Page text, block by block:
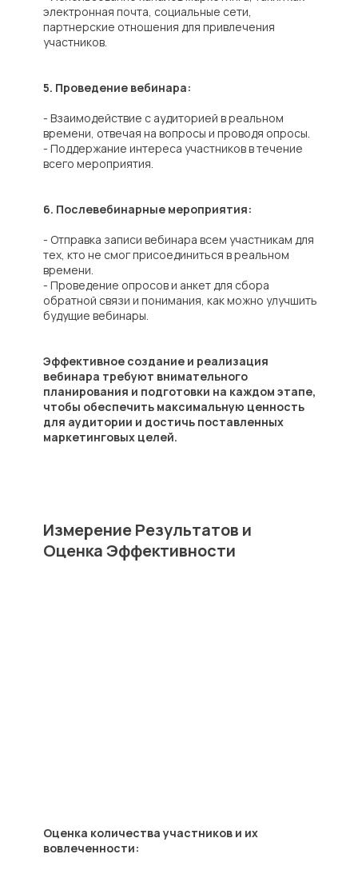
электронная почта, социальные сети,
партнерские отношения для привлечения
участников.
5. Проведение вебинара:
- Взаимодействие с аудиторией в реальном
времени, отвечая на вопросы и проводя опросы.
- Поддержание интереса участников в течение
всего мероприятия.
6. Послевебинарные мероприятия:
- Отправка записи вебинара всем участникам для
тех, кто не смог присоединиться в реальном
времени.
- Проведение опросов и анкет для сбора
обратной связи и понимания, как можно улучшить
будущие вебинары.
Эффективное создание и реализация
вебинара требуют внимательного
планирования и подготовки на каждом этапе,
чтобы обеспечить максимальную ценность
для аудитории и достичь поставленных
маркетинговых целей.
Измерение Результатов и
Оценка Эффективности
Оценка количества участников и их
вовлеченности: